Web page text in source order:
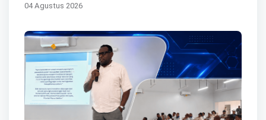
04 Agustus 2026